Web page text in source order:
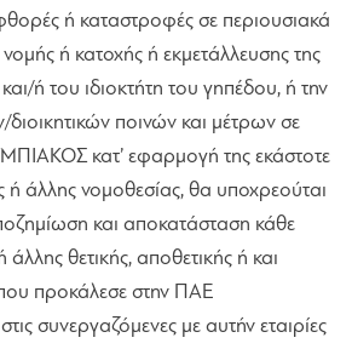
ή καταστροφές σε περιουσιακά
νομής ή κατοχής ή εκμετάλλευσης της
ή του ιδιοκτήτη του γηπέδου, ή την
διοικητικών ποινών και μέτρων σε
κατ’ εφαρμογή της εκάστοτε
ή άλλης νομοθεσίας, θα υποχρεούται
και αποκατάσταση κάθε
άλλης θετικής, αποθετικής ή και
που προκάλεσε στην ΠΑΕ
συνεργαζόμενες με αυτήν εταιρίες